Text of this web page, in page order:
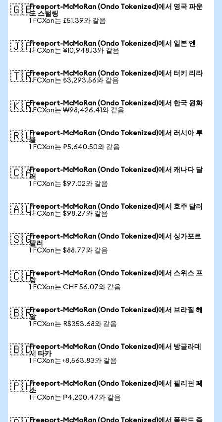
🇬🇧Freeport-McMoRan (Ondo Tokenized)에서 영국 파운
드 스털링
1 FCXon는 £51.39와 같음
🇯🇵Freeport-McMoRan (Ondo Tokenized)에서 일본 엔
1 FCXon는 ¥10,948.13와 같음
🇹🇷Freeport-McMoRan (Ondo Tokenized)에서 터키 리라
1 FCXon는 ₺3,293.56와 같음
🇰🇷Freeport-McMoRan (Ondo Tokenized)에서 한국 원화
1 FCXon는 ₩98,426.41와 같음
🇷🇺Freeport-McMoRan (Ondo Tokenized)에서 러시아 루
블
1 FCXon는 ₽5,640.50와 같음
🇨🇦Freeport-McMoRan (Ondo Tokenized)에서 캐나다 달
러
1 FCXon는 $97.02와 같음
🇦🇺Freeport-McMoRan (Ondo Tokenized)에서 호주 달러
1 FCXon는 $98.27와 같음
🇸🇬Freeport-McMoRan (Ondo Tokenized)에서 싱가포르
달러
1 FCXon는 $88.77와 같음
🇨🇭Freeport-McMoRan (Ondo Tokenized)에서 스위스 프
랑
1 FCXon는 CHF 56.07와 같음
🇧🇷Freeport-McMoRan (Ondo Tokenized)에서 브라질 헤
알
1 FCXon는 R$353.68와 같음
🇧🇩Freeport-McMoRan (Ondo Tokenized)에서 방글라데
시 타카
1 FCXon는 ৳8,563.83와 같음
🇵🇭Freeport-McMoRan (Ondo Tokenized)에서 필리핀 페
소
1 FCXon는 ₱4,200.47와 같음
Freeport-McMoRan (Ondo Tokenized)에서 폴란드 즐